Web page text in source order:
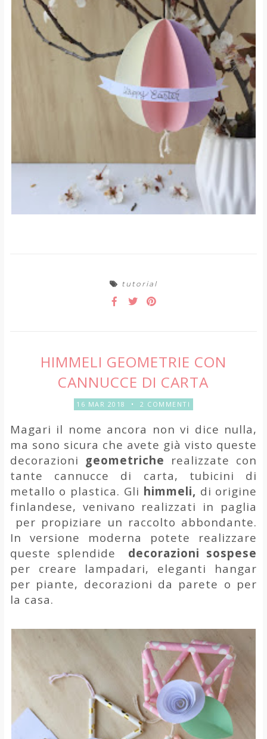
tutorial
HIMMELI GEOMETRIE CON
CANNUCCE DI CARTA
16 MAR 2018 • 2 COMMENTI
Magari il nome ancora non vi dice nulla,
ma sono sicura che avete già visto queste
decorazioni geometriche realizzate con
tante cannucce di carta, tubicini di
metallo o plastica. Gli himmeli, di origine
finlandese, venivano realizzati in paglia
per propiziare un raccolto abbondante.
In versione moderna potete realizzare
queste splendide decorazioni sospese
per creare lampadari, eleganti hangar
per piante, decorazioni da parete o per
la casa.